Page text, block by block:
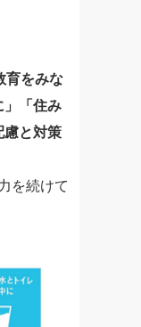
育をみな
」「住み
慮と対策
を続けて